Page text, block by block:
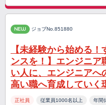
NEW ジョブNo.851880
【未経験から始める
ンスを！】エンジニア
い人に、エンジニアへ
高い職へ育成していく
正社員 従業員1000名以上 年間